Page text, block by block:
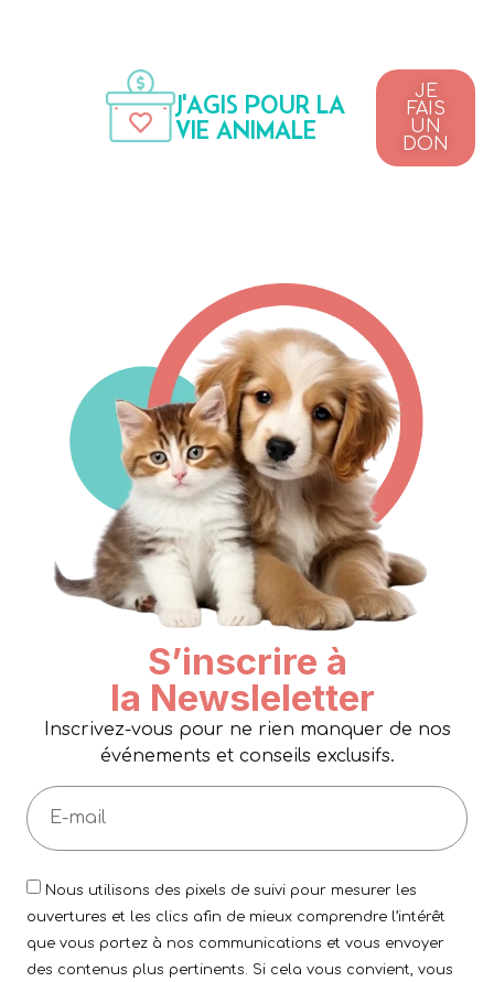
J'AGIS POUR LA
VIE ANIMALE
JE
FAIS
UN
DON
S’inscrire à
la Newsleletter
Inscrivez-vous pour ne rien manquer de nos
événements et conseils exclusifs.
Nous utilisons des pixels de suivi pour mesurer les
ouvertures et les clics afin de mieux comprendre l’intérêt
que vous portez à nos communications et vous envoyer
des contenus plus pertinents. Si cela vous convient, vous